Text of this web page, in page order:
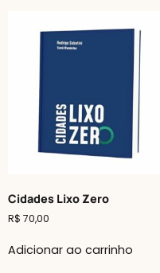
Cidades Lixo Zero
R$ 70,00
Adicionar ao carrinho